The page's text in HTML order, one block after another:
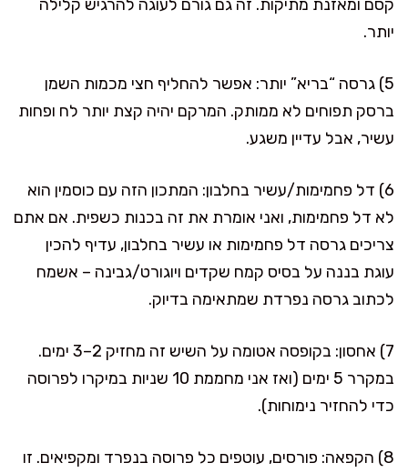
קסם ומאזנת מתיקות. זה גם גורם לעוגה להרגיש קלילה
יותר.
5) גרסה “בריא” יותר: אפשר להחליף חצי מכמות השמן
ברסק תפוחים לא ממותק. המרקם יהיה קצת יותר לח ופחות
עשיר, אבל עדיין משגע.
6) דל פחמימות/עשיר בחלבון: המתכון הזה עם כוסמין הוא
לא דל פחמימות, ואני אומרת את זה בכנות כשפית. אם אתם
צריכים גרסה דל פחמימות או עשיר בחלבון, עדיף להכין
עוגת בננה על בסיס קמח שקדים ויוגורט/גבינה – אשמח
לכתוב גרסה נפרדת שמתאימה בדיוק.
7) אחסון: בקופסה אטומה על השיש זה מחזיק 2–3 ימים.
במקרר 5 ימים (ואז אני מחממת 10 שניות במיקרו לפרוסה
כדי להחזיר נימוחות).
8) הקפאה: פורסים, עוטפים כל פרוסה בנפרד ומקפיאים. זו